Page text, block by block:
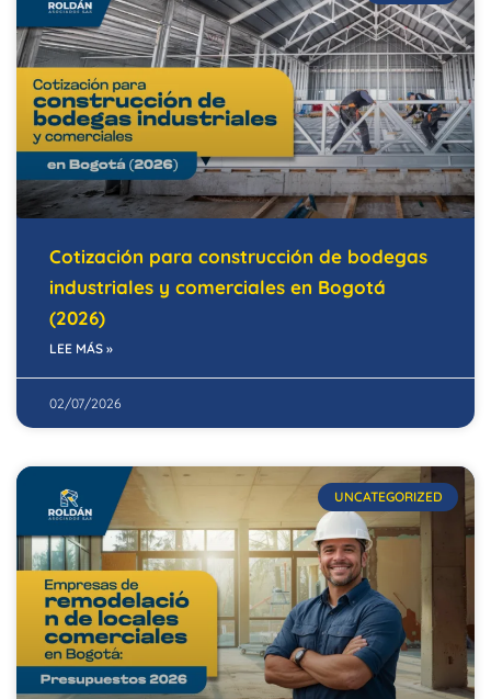
Cotización para construcción de bodegas
industriales y comerciales en Bogotá
(2026)
LEE MÁS »
02/07/2026
UNCATEGORIZED